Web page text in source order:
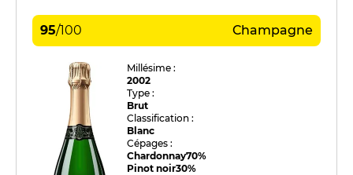
95/100 Champagne
Millésime :
2002
Type :
Brut
Classification :
Blanc
Cépages :
Chardonnay70%
Pinot noir30%